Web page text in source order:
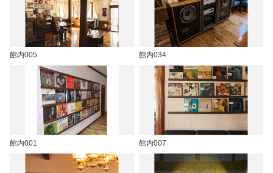
館内005 館内034
館内001 館内007